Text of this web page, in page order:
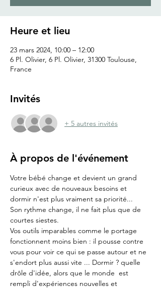
Heure et lieu
23 mars 2024, 10:00 – 12:00
6 Pl. Olivier, 6 Pl. Olivier, 31300 Toulouse,
France
Invités
+ 5 autres invités
À propos de l'événement
Votre bébé change et devient un grand
curieux avec de nouveaux besoins et
dormir n'est plus vraiment sa priorité...
Son rythme change, il ne fait plus que de
courtes siestes.
Vos outils imparables comme le portage
fonctionnent moins bien : il pousse contre
vous pour voir ce qui se passe autour et ne
s'endort plus aussi vite ... Dormir ? quelle
drôle d'idée, alors que le monde  est
rempli d'expériences nouvelles et